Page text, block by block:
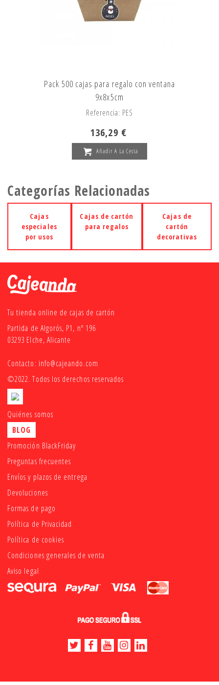
Pack 500 cajas para regalo con ventana
9x8x5cm
Referencia: PES
136,29 €
Añadir A La Cesta
Categorías Relacionadas
Cajas
especiales
por usos
Cajas de cartón
para regalos
Cajas de
cartón
decorativas
Tu tienda online de cajas de cartón
Partida de Algorós, P1, nº 196
03293 Elche, Alicante
Contacto: info@cajeando.com
©2022. Todos los derechos reservados
Quiénes somos
BLOG
Promoción BlackFriday
Preguntas frecuentes
Envíos y plazos de entrega
Devoluciones
Formas de pago
Política de Privacidad
Política de cookies
Condiciones generales de venta
Aviso legal